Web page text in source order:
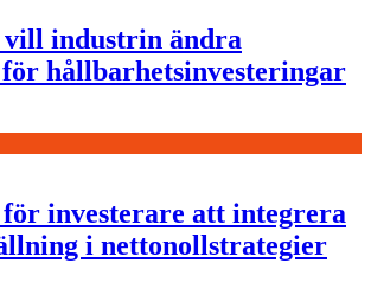
vill industrin ändra
hållbarhetsinvesteringar
investerare att integrera
i nettonollstrategier